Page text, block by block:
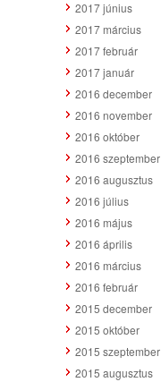
2017 június
2017 március
2017 február
2017 január
2016 december
2016 november
2016 október
2016 szeptember
2016 augusztus
2016 július
2016 május
2016 április
2016 március
2016 február
2015 december
2015 október
2015 szeptember
2015 augusztus